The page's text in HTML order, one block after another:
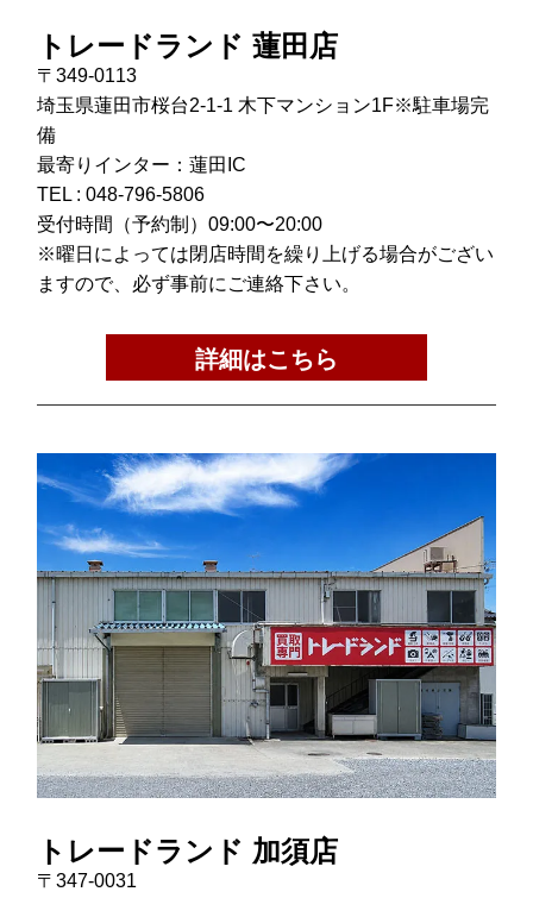
トレードランド 蓮田店
〒349-0113
埼玉県蓮田市桜台2-1-1 木下マンション1F※駐車場完
備
最寄りインター：蓮田IC
TEL : 048-796-5806
受付時間（予約制）09:00〜20:00
※曜日によっては閉店時間を繰り上げる場合がござい
ますので、必ず事前にご連絡下さい。
詳細はこちら
トレードランド 加須店
〒347-0031